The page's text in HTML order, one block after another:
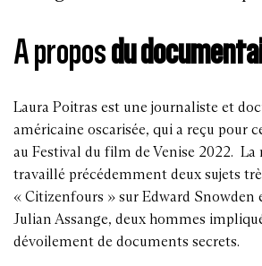
A proposdu
Laura Poitras est une journaliste et
américaine oscarisée, qui a reçu pour
au Festival du film de Venise 2022. La
travaillé précédemment deux sujets
« Citizenfours » sur Edward Snowden
Julian Assange, deux hommes
dévoilement de documents secrets.